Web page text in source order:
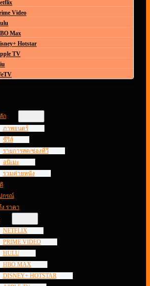
Video
Max
Hotstar
TV
ก
ภาพยนตร์
ซีรีส์
รายการสด/ช่องทีวี
อนิเมะ
รวมค่ายหนัง
กรณ์
ง ราคา
NETFLIX
PRIME VIDEO
HULU
HBO MAX
DISNEY+ HOTSTAR